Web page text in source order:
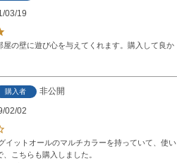
03/19
屋の壁に遊び心を与えてくれます。購入して良か
購入者
非公開
02/02
イットオールのマルチカラーを持っていて、使い
、こちらも購入しました。